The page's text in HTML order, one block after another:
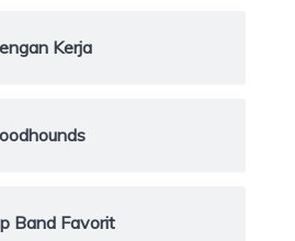
Kerja
Band Favorit